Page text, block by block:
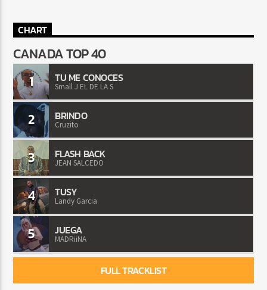
CHART
CANADA TOP 40
1 TU ME CONOCES
Small J EL DE LA S
2 BRINDO
Cruzito
3 FLASH BACK
JEAN SALCEDO
4 TUSY
Landy Garcia
5 JUEGA
MADRiiNA
FULL TRACKLIST